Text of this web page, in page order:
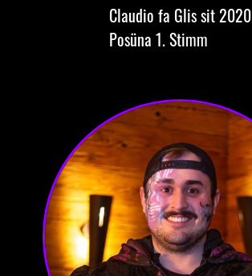
Claudio fa Glissit 2020
Posüna 1. Stimm